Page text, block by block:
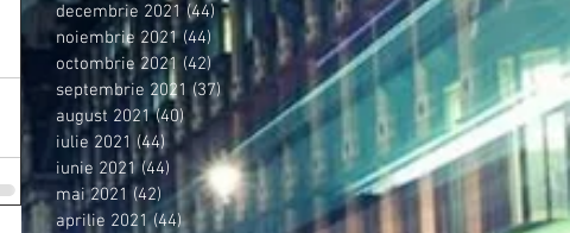
decembrie 2021 (44)44 postări
noiembrie 2021 (44) 44 postări
octombrie 2021 (42)42 postări
septembrie 2021 (37)37 postări
august 2021 (40)40 postări
iulie 2021 (44)44 postări
iunie 2021 (44) 44 postări
mai 2021 (42) 42 postări
aprilie 2021 (44)44 postări